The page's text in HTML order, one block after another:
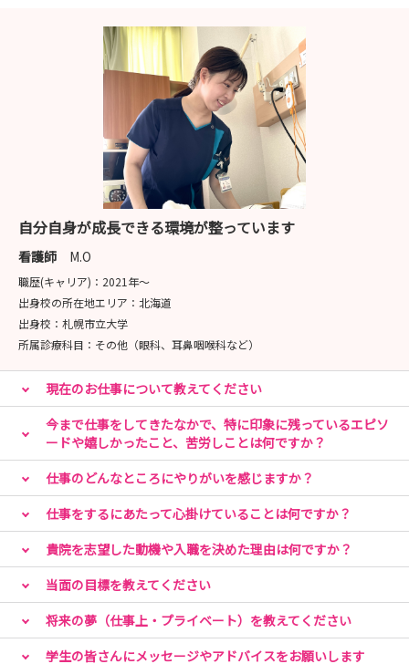
自分自身が成長できる環境が整っています
看護師 M.O
職歴(キャリア)： 2021年〜
出身校の所在地エリア： 北海道
出身校： 札幌市立大学
所属診療科目： その他（眼科、耳鼻咽喉科など）
現在のお仕事について教えてください
今まで仕事をしてきたなかで、特に印象に残っているエピソ
ードや嬉しかったこと、苦労しことは何ですか？
仕事のどんなところにやりがいを感じますか？
仕事をするにあたって心掛けていることは何ですか？
貴院を志望した動機や入職を決めた理由は何ですか？
当面の目標を教えてください
将来の夢（仕事上・プライベート）を教えてください
学生の皆さんにメッセージやアドバイスをお願いします